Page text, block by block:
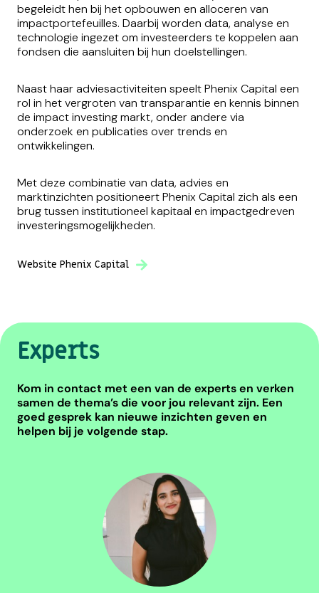
begeleidt hen bij het opbouwen en alloceren van
impactportefeuilles. Daarbij worden data, analyse en
technologie ingezet om investeerders te koppelen aan
fondsen die aansluiten bij hun doelstellingen.
Naast haar adviesactiviteiten speelt Phenix Capital een
rol in het vergroten van transparantie en kennis binnen
de impact investing markt, onder andere via
onderzoek en publicaties over trends en
ontwikkelingen.
Met deze combinatie van data, advies en
marktinzichten positioneert Phenix Capital zich als een
brug tussen institutioneel kapitaal en impactgedreven
investeringsmogelijkheden.
Website Phenix Capital
Experts
Kom in contact met een van de experts en verken
samen de thema’s die voor jou relevant zijn. Een
goed gesprek kan nieuwe inzichten geven en
helpen bij je volgende stap.